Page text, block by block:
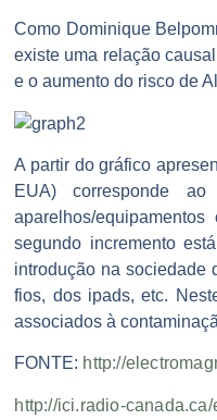
Como Dominique
existe uma relação
e o aumento do risco de
A partir do gráfico
EUA)corresponde
aparelhos/
segundo incremento
introdução na sociedade
fios, dos ipads, etc.
associados à
FONTE: http://
http://ici.radio-